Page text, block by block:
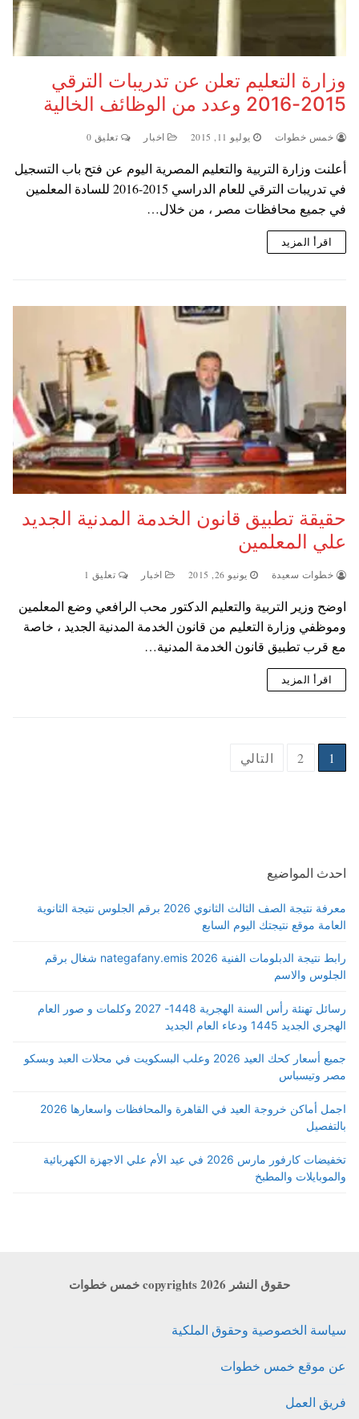
وزارة التعليم تعلن عن تدريبات الترقي
2015-2016 وعدد من الوظائف الخالية
خمس خطوات يوليو 11, 2015 اخبار تعليق 0
أعلنت وزارة التربية والتعليم المصرية اليوم عن فتح باب التسجيل
في تدريبات الترقي للعام الدراسي 2015-2016 للسادة المعلمين
في جميع محافظات مصر ، من خلال…
اقرأ المزيد
حقيقة تطبيق قانون الخدمة المدنية الجديد
علي المعلمين
خطوات سعيدة يونيو 26, 2015 اخبار تعليق 1
اوضح وزير التربية والتعليم الدكتور محب الرافعي وضع المعلمين
وموظفي وزارة التعليم من قانون الخدمة المدنية الجديد ، خاصة
مع قرب تطبيق قانون الخدمة المدنية…
اقرأ المزيد
Posts
1
2 التالي
احدث المواضيع
معرفة نتيجة الصف الثالث الثانوي 2026 برقم الجلوس نتيجة الثانوية
العامة موقع نتيجتك اليوم السابع
رابط نتيجة الدبلومات الفنية 2026 nategafany.emis شغال برقم
الجلوس والاسم
رسائل تهنئة رأس السنة الهجرية 1448- 2027 وكلمات و صور العام
الهجري الجديد 1445 ودعاء العام الجديد
جميع أسعار كحك العيد 2026 وعلب البسكويت في محلات العبد وبسكو
مصر وتيسباس
اجمل أماكن خروجة العيد في القاهرة والمحافظات واسعارها 2026
بالتفصيل
تخفيضات كارفور مارس 2026 في عيد الأم علي الاجهزة الكهربائية
والموبايلات والمطبخ
حقوق النشر copyrights 2026 خمس خطوات
سياسة الخصوصية وحقوق الملكية
عن موقع خمس خطوات
فريق العمل